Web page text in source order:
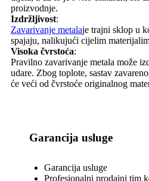
proizvodnje.
Izdržljivost:
Zavarivanje metalaje trajni sklop u
spajaju, nalikujući cijelim
Visoka čvrstoća:
Pravilno zavarivanje metala može
udare. Zbog toplote, sastav
će veći od čvrstoće originalnog
Garancija usluge
Garancija usluge
Profesionalni prodajni tim